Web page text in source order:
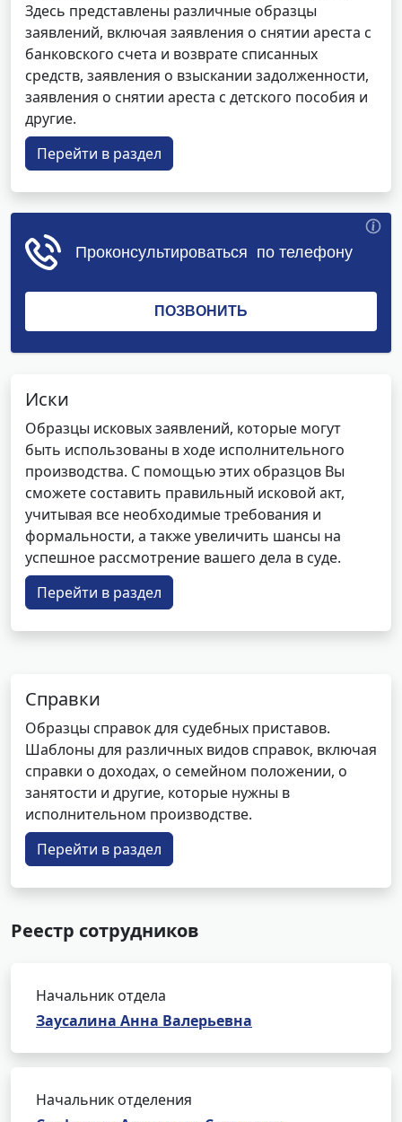
Здесь представлены различные образцы
заявлений, включая заявления о снятии ареста с
банковского счета и возврате списанных
средств, заявления о взыскании задолженности,
заявления о снятии ареста с детского пособия и
другие.
Перейти в раздел
Иски
Образцы исковых заявлений, которые могут
быть использованы в ходе исполнительного
производства. С помощью этих образцов Вы
сможете составить правильный исковой акт,
учитывая все необходимые требования и
формальности, а также увеличить шансы на
успешное рассмотрение вашего дела в суде.
Перейти в раздел
Справки
Образцы справок для судебных приставов.
Шаблоны для различных видов справок, включая
справки о доходах, о семейном положении, о
занятости и другие, которые нужны в
исполнительном производстве.
Перейти в раздел
Реестр сотрудников
Начальник отдела
Заусалина Анна Валерьевна
Начальник отделения